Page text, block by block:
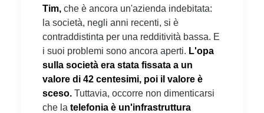
Tim, che è ancora un'azienda indebitata:
la società, negli anni recenti, si è
contraddistinta per una redditività bassa. E
i suoi problemi sono ancora aperti. L'opa
sulla società era stata fissata a un
valore di 42 centesimi, poi il valore è
sceso. Tuttavia, occorre non dimenticarsi
che la telefonia è un'infrastruttura